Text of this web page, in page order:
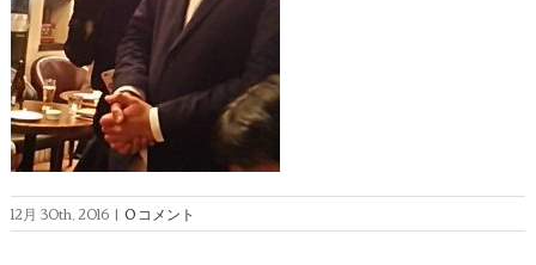
12月 30th, 2016 | 0 コメント